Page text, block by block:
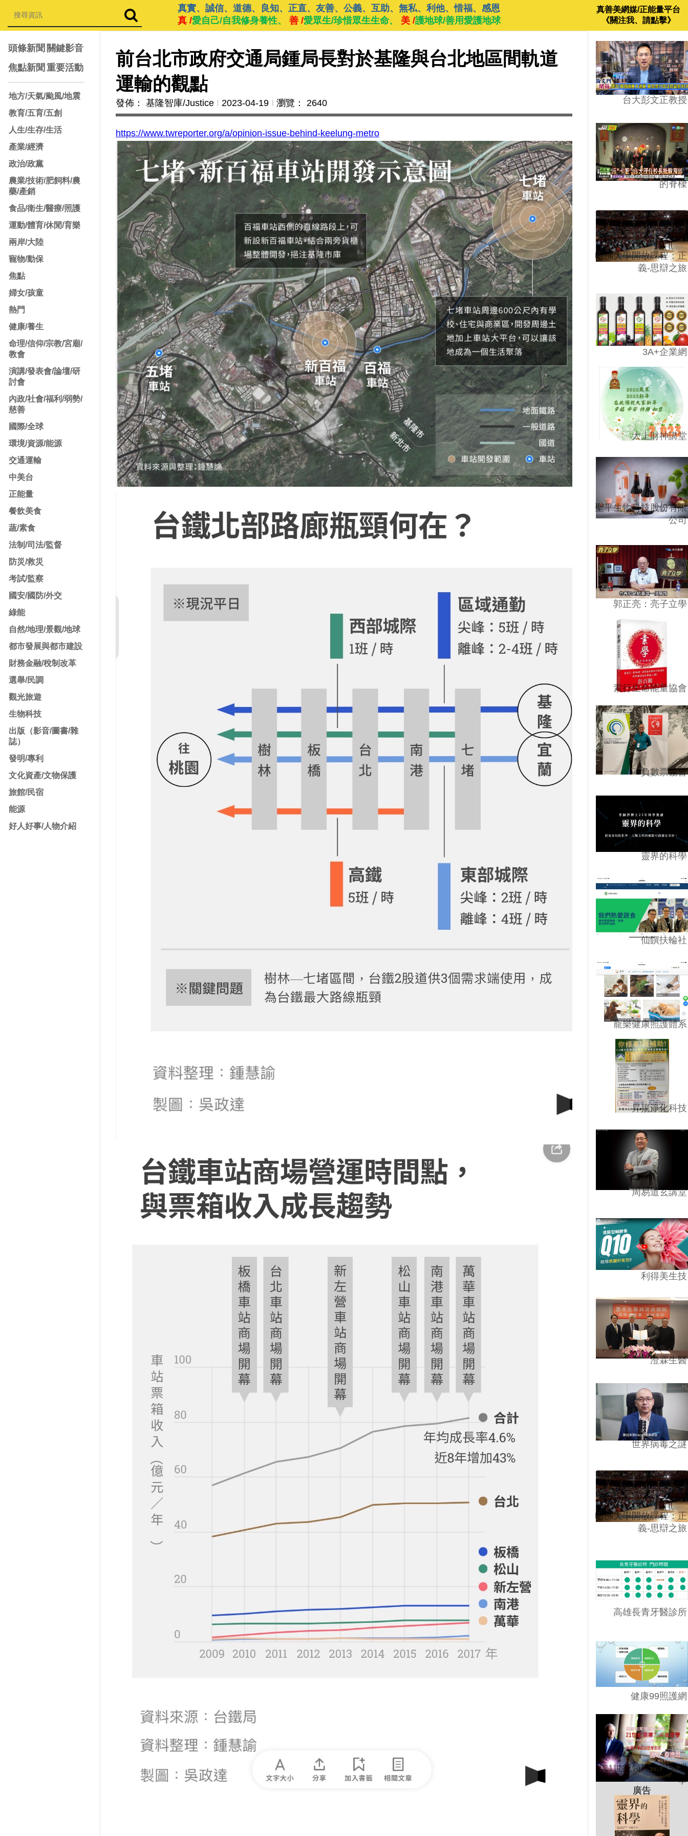
真實、誠信、道德、良知、正直、友善、公義、互助、無私、利他、惜福、感恩
真 /愛自己/自我修身養性、 善 /愛眾生/珍惜眾生生命、 美 /護地球/善用愛護地球
真善美網媒/正能量平台
《關注我、請點擊》
頭條新聞 關鍵影音
焦點新聞 重要活動
地方/天氣/颱風/地震
教育/五育/五創
人生/生存/生活
產業/經濟
政治/政黨
農業/技術/肥飼料/農
藥/產銷
食品/衛生/醫療/照護
運動/體育/休閒/育樂
兩岸/大陸
寵物/動保
焦點
婦女/孩童
熱門
健康/養生
命理/信仰/宗教/宮廟/
教會
演講/發表會/論壇/研
討會
內政/社會/福利/弱勢/
慈善
國際/全球
環境/資源/能源
交通運輸
中美台
正能量
餐飲美食
蔬/素食
法制/司法/監督
防災/救災
考試/監察
國安/國防/外交
綠能
自然/地理/景觀/地球
都市發展與都市建設
財務金融/稅制改革
選舉/民調
觀光旅遊
生物科技
出版（影音/圖書/雜
誌）
發明/專利
文化資產/文物保護
旅館/民宿
能源
好人好事/人物介紹
前台北市政府交通局鍾局長對於基隆與台北地區間軌道
運輸的觀點
發佈： 基隆智庫/Justice Ι 2023-04-19 Ι 瀏覽： 2640
https://www.twreporter.org/a/opinion-issue-behind-keelung-metro
台大彭文正教授
台學版的54/64》大學
的脊樑
哈佛大學開放課程：正
義-思辯之旅
3A+企業網
太上財神講堂
聖平生物科技股份有限
公司
郭正亮：亮子立學
素行生命能量協會
負數票協會
靈界的科學
仙饌扶輪社
寵樂健康照護體系
昇揚淨化科技
周易道玄講堂
利得美生技
澄霖生醫
世界病毒之謎
哈佛大學開放課程：正
義-思辯之旅
高雄長青牙醫診所
健康99照護網
21世紀領導力與倫理
學